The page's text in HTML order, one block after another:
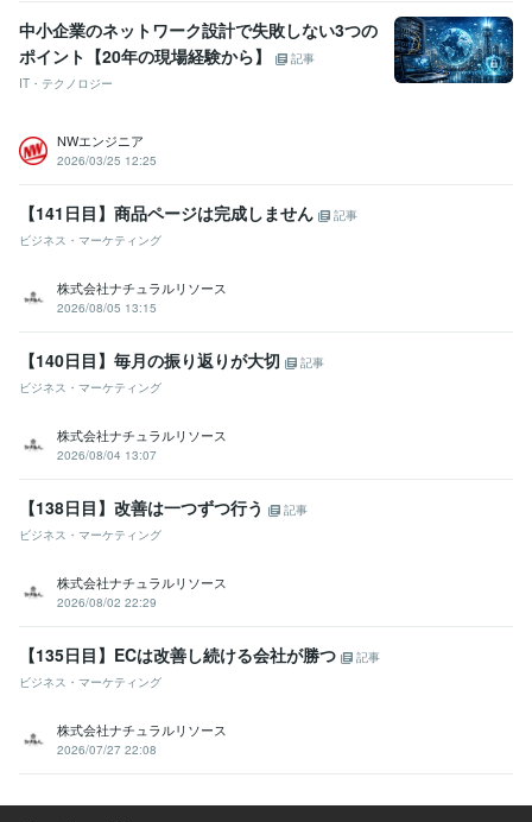
Adobe Photoshop:10年GIMP:3年DaVinci Resolve:1年iMovie:1年
Adobe Illustrator:5年Canva:5年
得意分野
IT相談・システム開発 ネットワーク設計・構築
学歴
語学力
中小企業のネットワーク設計で失敗しない3つの
ポイント【20年の現場経験から】
記事
IT・テクノロジー
NWエンジニア
2026/03/25 12:25
【141日目】商品ページは完成しません
記事
ビジネス・マーケティング
株式会社ナチュラルリソース
2026/08/05 13:15
【140日目】毎月の振り返りが大切
記事
ビジネス・マーケティング
株式会社ナチュラルリソース
2026/08/04 13:07
【138日目】改善は一つずつ行う
記事
ビジネス・マーケティング
株式会社ナチュラルリソース
2026/08/02 22:29
【135日目】ECは改善し続ける会社が勝つ
記事
ビジネス・マーケティング
株式会社ナチュラルリソース
2026/07/27 22:08